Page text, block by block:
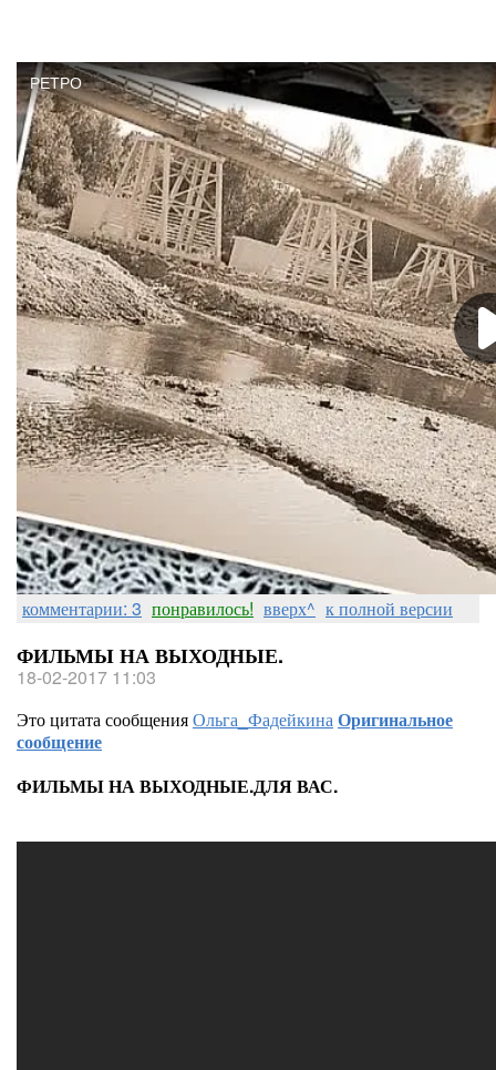
комментарии: 3 понравилось! вверх^ к полной версии
ФИЛЬМЫ НА ВЫХОДНЫЕ.
18-02-2017 11:03
Это цитата сообщенияОльга_ФадейкинаОригинальное
сообщение
ФИЛЬМЫ НА ВЫХОДНЫЕ.ДЛЯ ВАС.